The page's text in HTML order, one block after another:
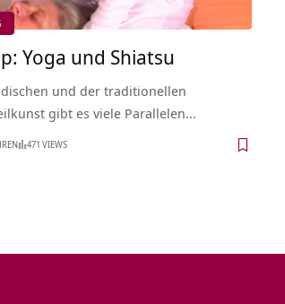
Yoga und Shiatsu
und der traditionellen
gibt es viele Parallelen…
471 VIEWS